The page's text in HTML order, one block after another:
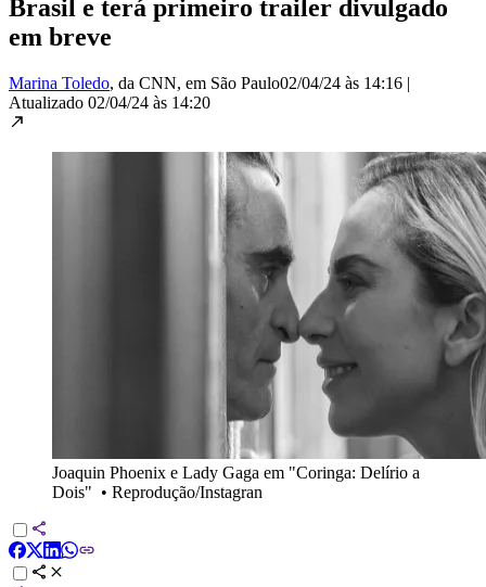
Brasil e terá primeiro trailer divulgado
em breve
Marina Toledo, da CNN, em São Paulo02/04/24 às 14:16 |
Atualizado 02/04/24 às 14:20
Joaquin Phoenix e Lady Gaga em "Coringa: Delírio a
Dois" • Reprodução/Instagran